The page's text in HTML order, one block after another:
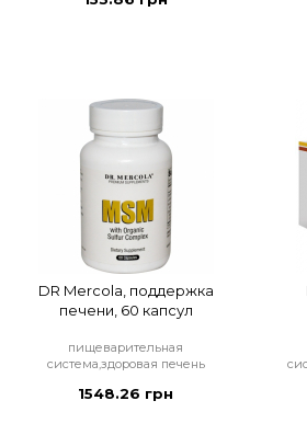
DR Mercola, поддержка
печени, 60 капсул
пищеварительная
система,здоровая печень
1548.26 грн